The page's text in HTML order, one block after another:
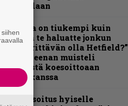
on tiukempi kuin
ja te haluatte jonkun
yrittävän olla Hetfield?”
Pepper Keenan muisteli
koesoittoaan
kanssa
hyiselle